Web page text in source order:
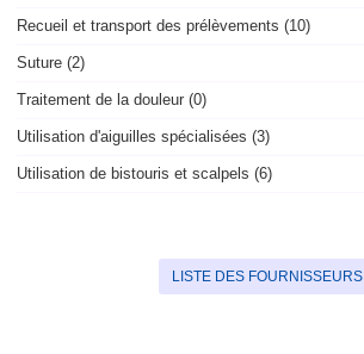
Recueil et transport des prélèvements (10)
Suture (2)
Traitement de la douleur (0)
Utilisation d'aiguilles spécialisées (3)
Utilisation de bistouris et scalpels (6)
LISTE DES FOURNISSEURS